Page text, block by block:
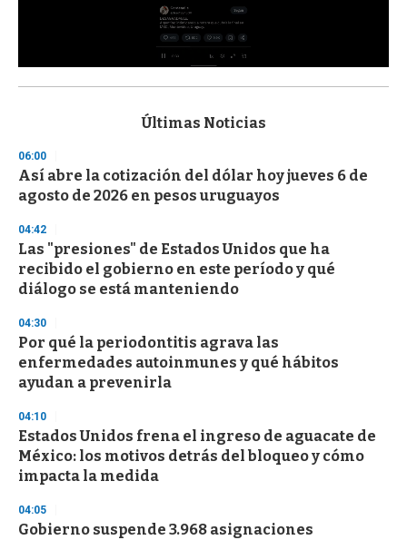
s
d
s
o
f
3
s
c
o
d
s
Últimas Noticias
06:00
Así abre la cotización del dólar hoy jueves 6 de
agosto de 2026 en pesos uruguayos
04:42
Las "presiones" de Estados Unidos que ha
recibido el gobierno en este período y qué
diálogo se está manteniendo
04:30
Por qué la periodontitis agrava las
enfermedades autoinmunes y qué hábitos
ayudan a prevenirla
04:10
Estados Unidos frena el ingreso de aguacate de
México: los motivos detrás del bloqueo y cómo
impacta la medida
04:05
Gobierno suspende 3.968 asignaciones